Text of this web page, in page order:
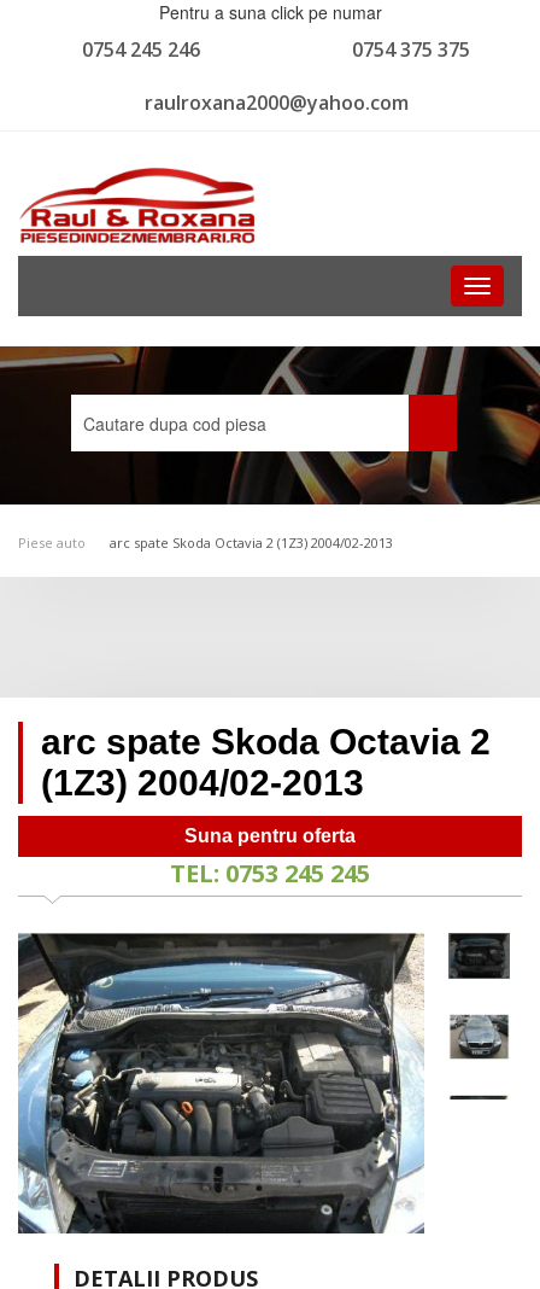
Pentru a suna click pe numar
0754 375 375
0754 245 246
raulroxana2000@yahoo.com
Toggle
Piese auto arc spate Skoda Octavia 2 (1Z3) 2004/02-2013
arc spate Skoda Octavia 2
(1Z3) 2004/02-2013
Suna pentru oferta
TEL: 0753 245 245
DETALII PRODUS